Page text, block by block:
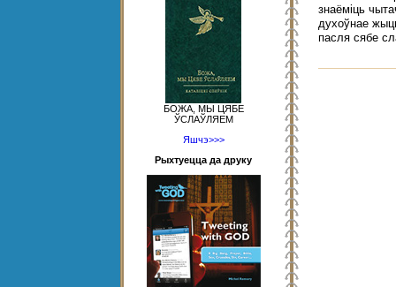
БОЖА, МЫ ЦЯБЕ
ЎСЛАЎЛЯЕМ
Яшчэ>>>
Рыхтуецца да друку
знаёміць
духоўнае
пасля сябе